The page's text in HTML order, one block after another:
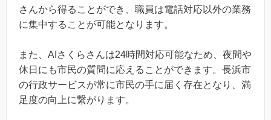
さんから得ることができ、職員は電話対応以外の業務
に集中することが可能となります。
また、AIさくらさんは24時間対応可能なため、夜間や
休日にも市民の質問に応えることができます。長浜市
の行政サービスが常に市民の手に届く存在となり、満
足度の向上に繋がります。